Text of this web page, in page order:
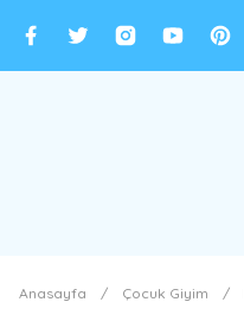
Anasayfa Çocuk Giyim